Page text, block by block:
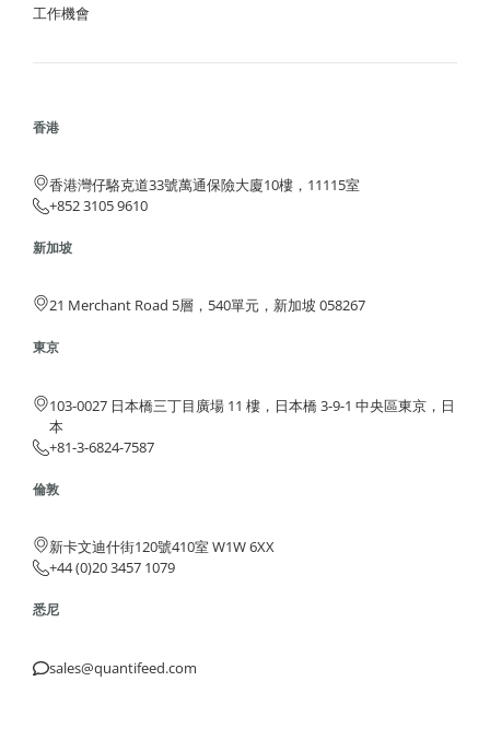
工作機會
香港
香港灣仔駱克道33號萬通保險大廈10樓，11115室
+852 3105 9610
新加坡
21 Merchant Road 5層，540單元，新加坡 058267
東京
103-0027 日本橋三丁目廣場 11 樓，日本橋 3-9-1 中央區東京，日
本
+81-3-6824-7587
倫敦
新卡文迪什街120號410室 W1W 6XX
+44 (0)20 3457 1079
悉尼
sales@quantifeed.com